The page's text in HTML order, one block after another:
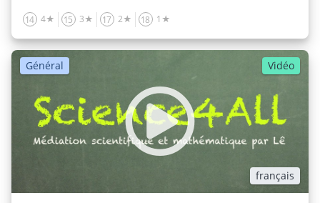
14 4★ 15 3★ 17 2★ 18 1★
Général Vidéo
français